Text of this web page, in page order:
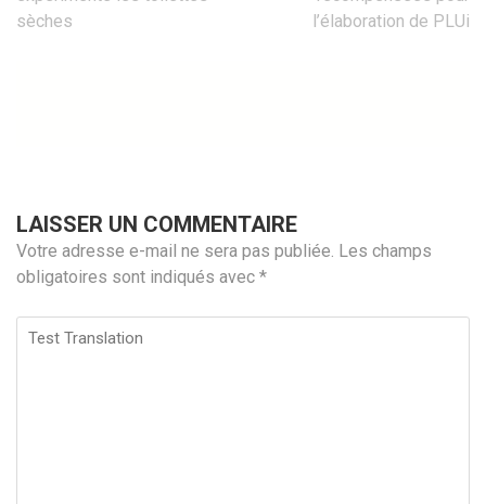
l’article
sèches
l’élaboration de PLUi
LAISSER UN COMMENTAIRE
Votre adresse e-mail ne sera pas publiée. Les champs
obligatoires sont indiqués avec *
Test